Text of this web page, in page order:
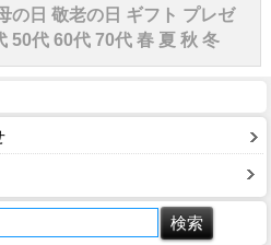
の日 敬老の日 ギフト プレゼ
50代 60代 70代 春 夏 秋 冬